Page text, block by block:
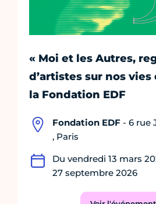
« Moi et les Autres,
d’artistes sur nos vies
la Fondation EDF
Fondation EDF - 6 rue
, Paris
Du vendredi 13 mars
27 septembre 2026